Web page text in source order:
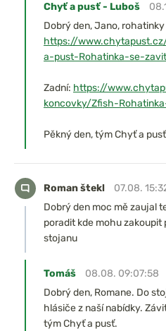
Chyť a pusť - Luboš
Dobrý den, Jano,
https://
a-pust-Rohatinka-se-
Zadní: https://
koncovky/Zfish-
Pěkný den, tým Chyť a
Roman štekl
07.08.
Dobrý den moc mě zaujal
poradit kde mohu
stojanu
Tomáš
08.08. 09:07:58
Dobrý den, Romane. Do
hlásiče z naší nabídky.
tým Chyť a pusť.